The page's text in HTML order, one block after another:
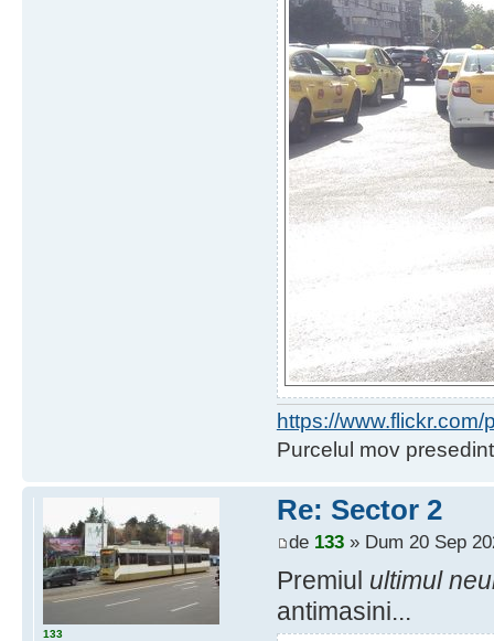
https://
Purcelul mov
Re: Sector 2
de 133» Dum 20 Sep
Premiul ultimul
antimasini...
133